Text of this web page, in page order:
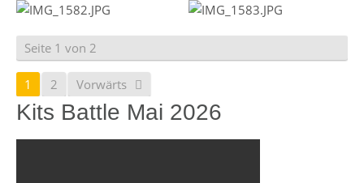
Seite 1 von 2
1 2 Vorwärts
Kits Battle Mai 2026